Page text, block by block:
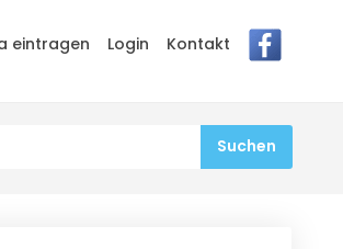
eintragen Login Kontakt